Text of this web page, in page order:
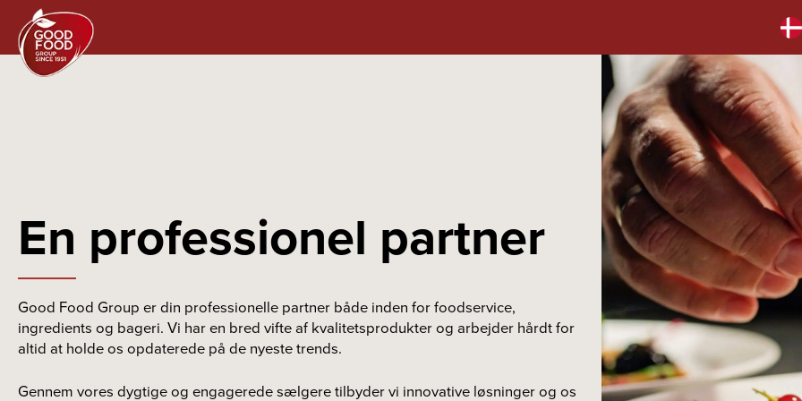
En professionel partner
Good Food Group er din professionelle partner både inden for foodservice,
ingredients og bageri. Vi har en bred vifte af kvalitetsprodukter og arbejder hårdt for
altid at holde os opdaterede på de nyeste trends.
Gennem vores dygtige og engagerede sælgere tilbyder vi innovative løsninger og os